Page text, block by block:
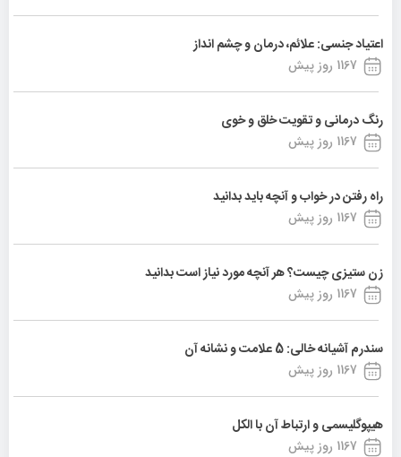
اعتیاد جنسی: علائم، درمان و چشم انداز
1167 روز پیش
رنگ درمانی و تقویت خلق و خوی
1167 روز پیش
راه رفتن در خواب و آنچه باید بدانید
1167 روز پیش
زن ستیزی چیست؟ هر آنچه مورد نیاز است بدانید
1167 روز پیش
سندرم آشیانه خالی: 5 علامت و نشانه آن
1167 روز پیش
هیپوگلیسمی و ارتباط آن با الکل
1167 روز پیش